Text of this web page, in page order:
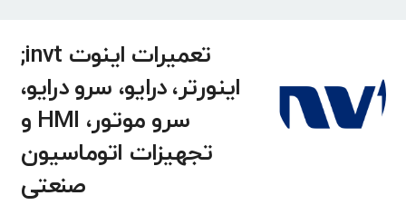
تعمیرات اینوت invt;
اینورتر، درایو، سرو درایو،
سرو موتور، HMI و
تجهیزات اتوماسیون
صنعتی